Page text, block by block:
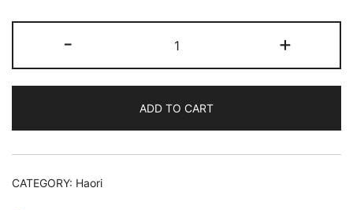
-
(50)
quantity
+
ADD TO CART
CATEGORY: Haori